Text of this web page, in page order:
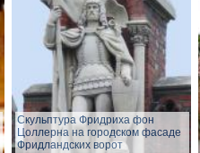
Cкульптура Фридриха фон
Цоллерна на городском фасаде
Фридландских ворот